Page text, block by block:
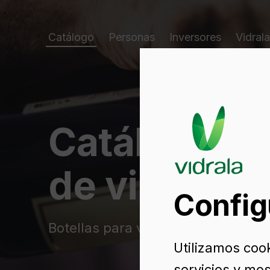
Catálogo Personas Inversores Vidrala
Catálogo
de vidrio
Botellas para vino de vidrio
Utilizamos